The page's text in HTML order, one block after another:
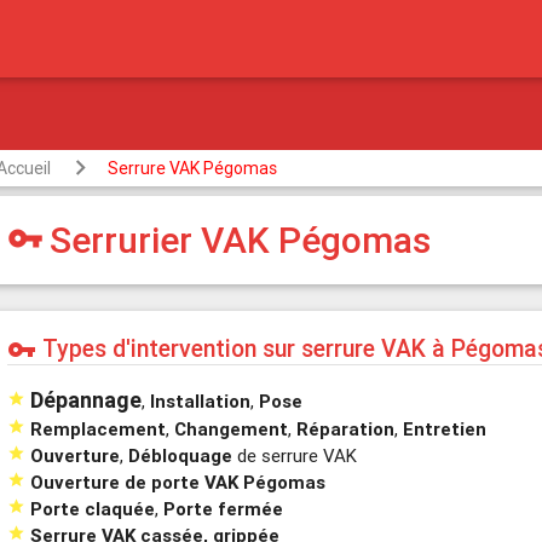
Serrure VAK Pégomas
vpn_key Serrurier VAK Pégomas
vpn_key Types d'intervention sur serrure VAK à
 Dépannage, Installation, Pose
 Remplacement, Changement, Réparation, Entretien
 Ouverture, Débloquage de serrure VAK
 Ouverture de porte VAK Pégomas
 Porte claquée, Porte fermée
 Serrure VAK cassée, grippée